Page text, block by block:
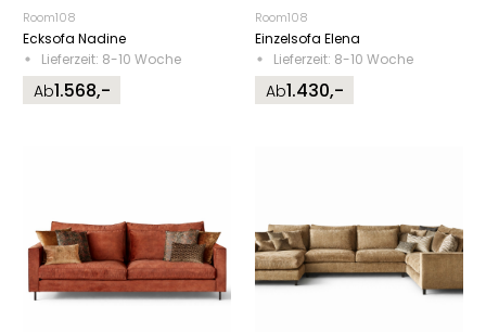
Room108
Ecksofa Nadine
Lieferzeit: 8-10 Woche
Ab1.568,-
Room108
Einzelsofa Elena
Lieferzeit: 8-10 Woche
Ab1.430,-